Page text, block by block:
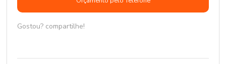
Gostou? compartilhe!